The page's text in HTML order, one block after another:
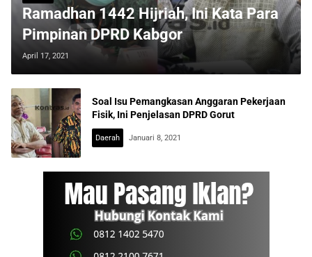
Ramadhan 1442 Hijriah, Ini Kata Para
Pimpinan DPRD Kabgor
April 17, 2021
Soal Isu Pemangkasan Anggaran Pekerjaan
Fisik, Ini Penjelasan DPRD Gorut
Daerah Januari 8, 2021